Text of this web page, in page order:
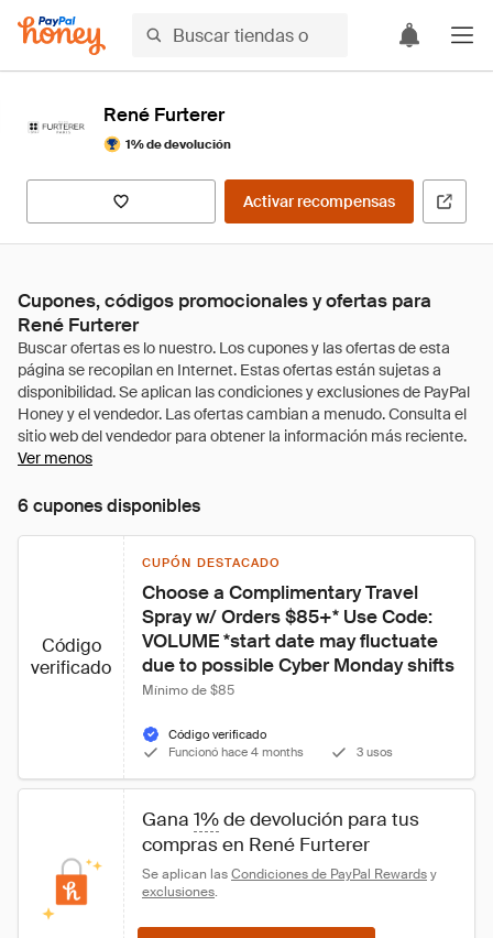
René Furterer
1% de devolución
Activar recompensas
Cupones, códigos promocionales y ofertas para
René Furterer
Ver menos
6 cupones disponibles
Código
verificado
CUPÓN DESTACADO
Choose a Complimentary Travel
Spray w/ Orders $85+* Use Code:
VOLUME *start date may fluctuate
due to possible Cyber Monday shifts
Mínimo de $85
Código verificado
Funcionó hace 4 months
3 usos
Gana 1% de devolución para tus
compras en René Furterer
Se aplican las Condiciones de PayPal Rewards y
exclusiones.